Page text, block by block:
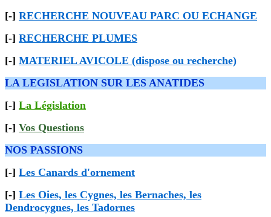
[-] RECHERCHE NOUVEAU PARC OU ECHANGE
[-] RECHERCHE PLUMES
[-] MATERIEL AVICOLE (dispose ou recherche)
LA LEGISLATION SUR LES ANATIDES
[-] La Législation
[-] Vos Questions
NOS PASSIONS
[-] Les Canards d'ornement
[-] Les Oies, les Cygnes, les Bernaches, les
Dendrocygnes, les Tadornes